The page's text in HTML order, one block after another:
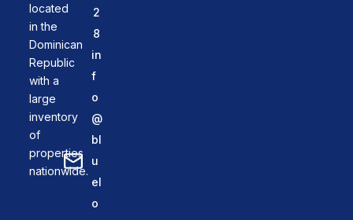
located
in the
Dominican
Republic
with a
large
inventory
of
properties
nationwide.
2
8
in
f
o
@
bl
u
el
o